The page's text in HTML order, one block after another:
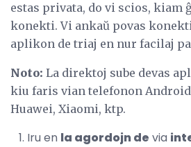
estas privata, do vi scios, kiam
konekti. Vi ankaŭ povas
aplikon de triaj en nur facilaj
Noto: La direktoj sube devas
kiu faris vian telefonon
Huawei, Xiaomi, ktp.
Iru en la agordojn de via